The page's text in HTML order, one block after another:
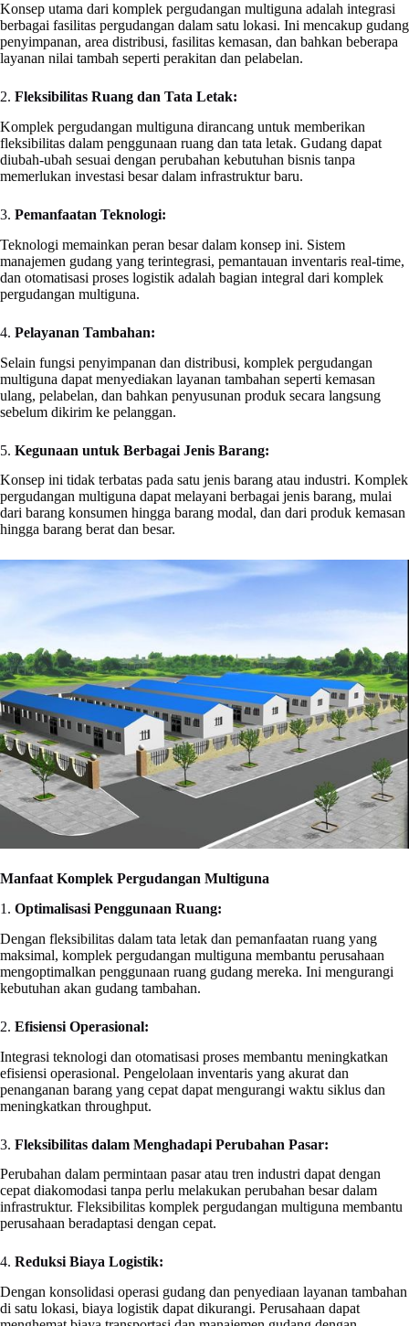
Konsep utama dari komplek pergudangan multiguna adalah integrasi
berbagai fasilitas pergudangan dalam satu lokasi. Ini mencakup gudang
penyimpanan, area distribusi, fasilitas kemasan, dan bahkan beberapa
layanan nilai tambah seperti perakitan dan pelabelan.
2. Fleksibilitas Ruang dan Tata Letak:
Komplek pergudangan multiguna dirancang untuk memberikan
fleksibilitas dalam penggunaan ruang dan tata letak. Gudang dapat
diubah-ubah sesuai dengan perubahan kebutuhan bisnis tanpa
memerlukan investasi besar dalam infrastruktur baru.
3. Pemanfaatan Teknologi:
Teknologi memainkan peran besar dalam konsep ini. Sistem
manajemen gudang yang terintegrasi, pemantauan inventaris real-time,
dan otomatisasi proses logistik adalah bagian integral dari komplek
pergudangan multiguna.
4. Pelayanan Tambahan:
Selain fungsi penyimpanan dan distribusi, komplek pergudangan
multiguna dapat menyediakan layanan tambahan seperti kemasan
ulang, pelabelan, dan bahkan penyusunan produk secara langsung
sebelum dikirim ke pelanggan.
5. Kegunaan untuk Berbagai Jenis Barang:
Konsep ini tidak terbatas pada satu jenis barang atau industri. Komplek
pergudangan multiguna dapat melayani berbagai jenis barang, mulai
dari barang konsumen hingga barang modal, dan dari produk kemasan
hingga barang berat dan besar.
Manfaat Komplek Pergudangan Multiguna
1. Optimalisasi Penggunaan Ruang:
Dengan fleksibilitas dalam tata letak dan pemanfaatan ruang yang
maksimal, komplek pergudangan multiguna membantu perusahaan
mengoptimalkan penggunaan ruang gudang mereka. Ini mengurangi
kebutuhan akan gudang tambahan.
2. Efisiensi Operasional:
Integrasi teknologi dan otomatisasi proses membantu meningkatkan
efisiensi operasional. Pengelolaan inventaris yang akurat dan
penanganan barang yang cepat dapat mengurangi waktu siklus dan
meningkatkan throughput.
3. Fleksibilitas dalam Menghadapi Perubahan Pasar:
Perubahan dalam permintaan pasar atau tren industri dapat dengan
cepat diakomodasi tanpa perlu melakukan perubahan besar dalam
infrastruktur. Fleksibilitas komplek pergudangan multiguna membantu
perusahaan beradaptasi dengan cepat.
4. Reduksi Biaya Logistik:
Dengan konsolidasi operasi gudang dan penyediaan layanan tambahan
di satu lokasi, biaya logistik dapat dikurangi. Perusahaan dapat